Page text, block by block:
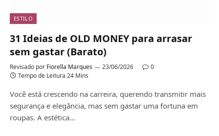
ESTILO
31 Ideias de OLD MONEY para arrasar
sem gastar (Barato)
Revisado por Fiorella Marques 23/06/2026
0
Tempo de Leitura 24 Mins
Você está crescendo na carreira, querendo transmitir mais
segurança e elegância, mas sem gastar uma fortuna em
roupas. A estética…